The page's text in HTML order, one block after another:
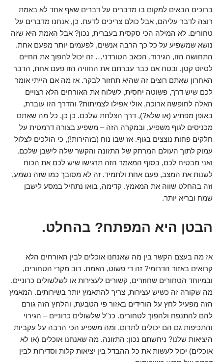
ברוכים הבאים למקום בו מדברים על דברים שאף אחד לא באמת
רוצה לדבר עליהם, אבל כולם צריכים לדעת. כן, אנחנו מדברים על
טחורים. לא המילה הכי סקסית בעברית, נכון? אבל האמת היא שזה
נושא שמשפיע על כל כך הרבה אנשים, לפעמים יותר מפעם אחת.
התחושה הזו, הגירוד, הכאב הטורדני… זה יכול להפוך את החיים
לסיוט קטן. ובטח אם כבר עברתם את החוויה הזו פעם אחת, הדבר
האחרון שאתם רוצים זה שהיא תחזור לבקר. אז מה אם הייתי אומר
לכם שיש דרך, פשוטה יחסית, לשלוח את האורחים הלא רצויים
האלה לחופשה ארוכה, אולי אפילו לצמיתות? והדרך הזו עוברת,
באופן מפתיע (או שלא?), דרך הצלחת שלכם. כן כן, כל מה שאתם
מכניסים לגוף משפיע, ובמקרה הזה – משפיע בצורה דרמטית על
חלקים פחות נוצצים בגוף. אז שבו נוח (בזהירות!), כי הולכים לצלול
עמוק לתוך העולם המרתק של התזונה והקשר שלה לישבן שלכם.
ואני מבטיח לכם, בסוף המאמר הזה תרגישו שיש לכם את הכוח
לשנות את המצב, פעם אחת ולתמיד. זה לא מסובך כמו שזה נשמע,
וזה בהחלט שווה את המאמץ. קדימה, בואו נתחיל במסע לישבן
שמח ובריא יותר.
הבטן היא המפתח? בהחלט.
אז מה בעצם הקשר בין מה שאנחנו אוכלים לבין האורחים הלא
קרואים באזור הדרומי? זה די פשוט, האמת. רוב מקרי הטחורים,
ובמיוחד הטחורים שחוזרים, קשורים לעצירות או לשלשולים כרוניים.
מה שקורה זה כשיש עצירות, צריך להתאמץ יותר בשירותים. המאמץ
הזה מפעיל לחץ על הורידים באזור פי הטבעת, והלחץ הזה גורם
להם להתנפח ולהפוך לטחורים. כנ"ל שלשולים כרוניים – הגירוי
והתכיפות גם הם יכולים לתרום. ומה משפיע הכי הרבה על עקביות
היציאות שלנו? ניחשתם נכון: התזונה. מה שאנחנו אוכלים (או לא
אוכלים) יכול לעשות את כל ההבדל בין יציאות קלות וסדירות לבין